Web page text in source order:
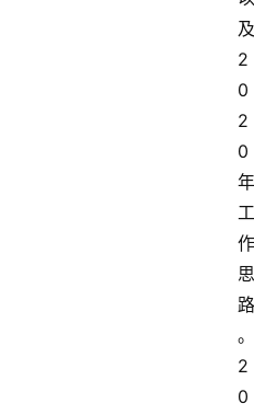
及
2
0
2
0
年
工
作
思
路
。
2
0